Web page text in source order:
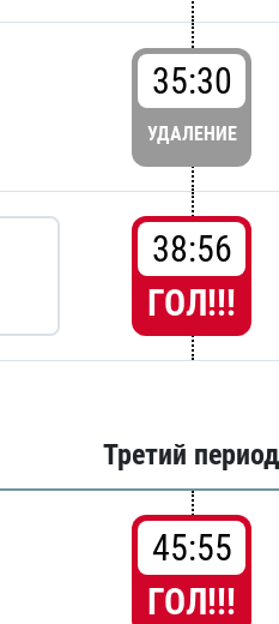
35:30
УДАЛЕНИЕ
38:56
ГОЛ!!!
Третий период
45:55
ГОЛ!!!